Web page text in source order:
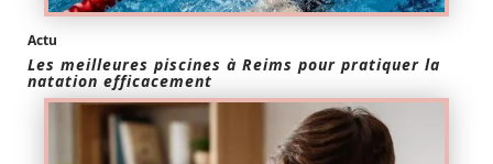
Actu
Les meilleures piscines à Reims pour pratiquer la
natation efficacement